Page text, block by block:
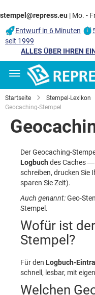
stempel@repress.eu | Mo. -
Entwurf in 6 Minuten
seit 1999
ALLES ÜBER IHREN
Inhalt
Startseite Stempel-Lexikon
Geocaching-Stempel
Der Geocaching-
Logbuch des Caches
schreiben, drucken Sie
sparen Sie Zeit).
Auch genannt:Geo-
Stempel.
Wofür ist
Stempel?
Für den Logbuch-
schnell, lesbar, mit
Welchen